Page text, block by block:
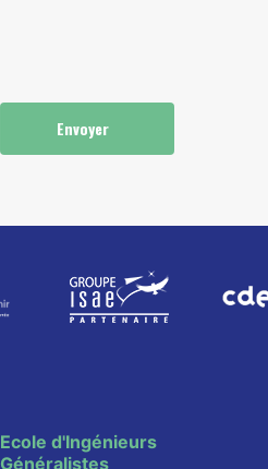
Envoyer
Ecole d'Ingénieurs
Généralistes